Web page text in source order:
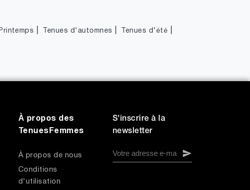
Tenues d'automnes Tenues d'été
À propos des
TenuesFemmes
À propos de nous
Conditions
d'utilisation
S'inscrire à la
newsletter